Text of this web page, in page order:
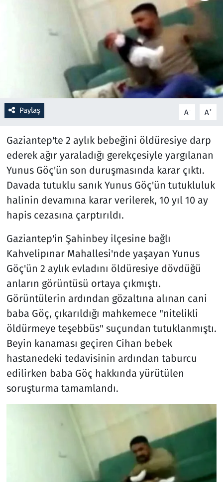
Paylaş A- A+
Gaziantep'te 2 aylık bebeğini öldüresiye darp
ederek ağır yaraladığı gerekçesiyle yargılanan
Yunus Göç'ün son duruşmasında karar çıktı.
Davada tutuklu sanık Yunus Göç'ün tutukluluk
halinin devamına karar verilerek, 10 yıl 10 ay
hapis cezasına çarptırıldı.
Gaziantep'in Şahinbey ilçesine bağlı
Kahvelipınar Mahallesi'nde yaşayan Yunus
Göç'ün 2 aylık evladını öldüresiye dövdüğü
anların görüntüsü ortaya çıkmıştı.
Görüntülerin ardından gözaltına alınan cani
baba Göç, çıkarıldığı mahkemece "nitelikli
öldürmeye teşebbüs" suçundan tutuklanmıştı.
Beyin kanaması geçiren Cihan bebek
hastanedeki tedavisinin ardından taburcu
edilirken baba Göç hakkında yürütülen
soruşturma tamamlandı.
Rüya Tabirleri
Savunma Sanayi
Seçim 2023
Spor
Teknoloji ve Bilim
Televizyon